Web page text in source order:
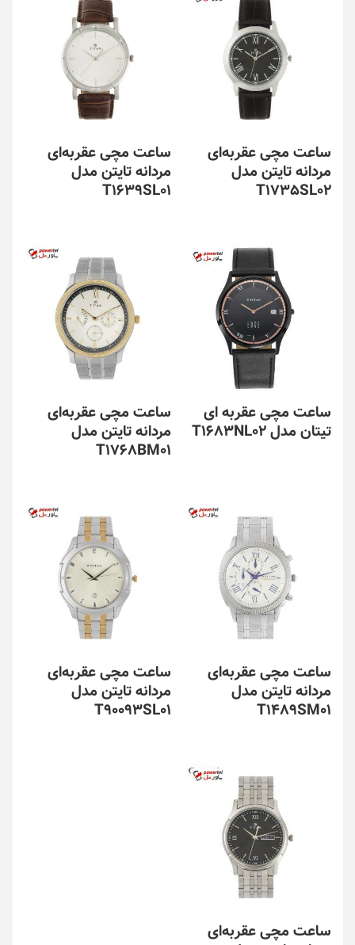
ساعت مچی عقربه‌ای
مردانه تایتن مدل
T1735SL02
ساعت مچی عقربه‌ای
مردانه تایتن مدل
T1639SL01
ساعت مچی عقربه ای
تیتان مدل T1683NL02
ساعت مچی عقربه‌ای
مردانه تایتن مدل
T1768BM01
ساعت مچی عقربه‌ای
مردانه تایتن مدل
T1489SM01
ساعت مچی عقربه‌ای
مردانه تایتن مدل
T90093SL01
ساعت مچی عقربه‌ای